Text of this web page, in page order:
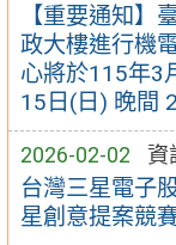
【重要通知】
政大樓進行機
心將於115年3
15日(日) 晚間
2026-02-02 資
台灣三星電子
星創意提案競賽